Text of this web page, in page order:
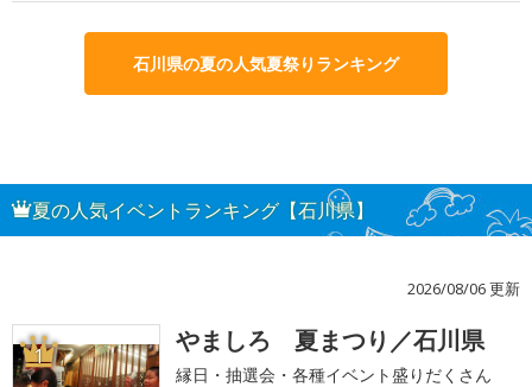
石川県の夏の人気夏祭りランキング
夏の人気イベントランキング【石川県】
2026/08/06 更新
1 やましろ 夏まつり／石川県
縁日・抽選会・各種イベント盛りだくさん